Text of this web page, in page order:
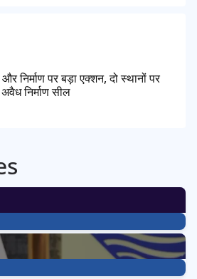
निर्माण पर बड़ा एक्शन, दो स्थानों पर
निर्माण सील
1Post